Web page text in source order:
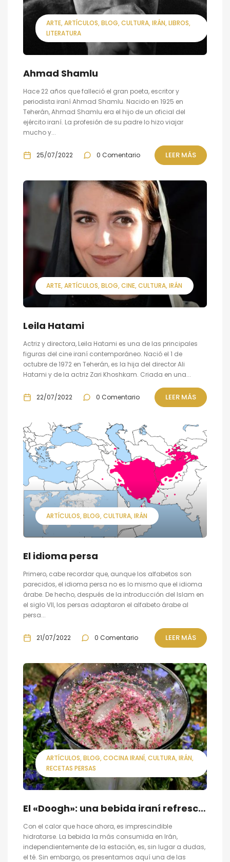
ARTE ARTÍCULOS BLOG CULTURA IRÁN LIBROS
LITERATURA
Ahmad Shamlu
Hace 22 años que falleció el gran poeta, escritor y
periodista iraní Ahmad Shamlu. Nacido en 1925 en
Teherán, Ahmad Shamlu era el hijo de un oficial del
ejército iraní. La profesión de su padre lo hizo viajar
mucho y...
25/07/2022 0 Comentario LEER MÁS
ARTE ARTÍCULOS BLOG CINE CULTURA IRÁN
Leila Hatami
Actriz y directora, Leila Hatami es una de las principales
figuras del cine iraní contemporáneo. Nació el 1 de
octubre de 1972 en Teherán, es la hija del director Ali
Hatami y de la actriz Zari Khoshkam. Criada en una...
22/07/2022 0 Comentario LEER MÁS
ARTÍCULOS BLOG CULTURA IRÁN
El idioma persa
Primero, cabe recordar que, aunque los alfabetos son
parecidos, el idioma persa no es lo mismo que el idioma
árabe. De hecho, después de la introducción del Islam en
el siglo VII, los persas adaptaron el alfabeto árabe al
persa...
21/07/2022 0 Comentario LEER MÁS
ARTÍCULOS BLOG COCINA IRANÍ CULTURA IRÁN
RECETAS PERSAS
El «Doogh»: una bebida iraní refrescante y saludable perfecta para el verano
Con el calor que hace ahora, es imprescindible
hidratarse. La bebida la más consumida en Irán,
independientemente de la estación, es, sin lugar a dudas,
el té. Sin embargo, os presentamos aquí una de las